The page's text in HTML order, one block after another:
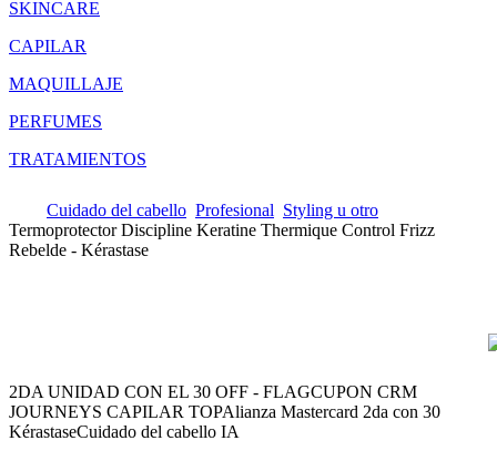
SKINCARE
CAPILAR
MAQUILLAJE
PERFUMES
TRATAMIENTOS
Cuidado del cabello Profesional Styling u otro
Termoprotector Discipline Keratine Thermique Control Frizz
Rebelde - Kérastase
2DA UNIDAD CON EL 30 OFF - FLAGCUPON CRM
JOURNEYS CAPILAR TOPAlianza Mastercard 2da con 30
KérastaseCuidado del cabello IA